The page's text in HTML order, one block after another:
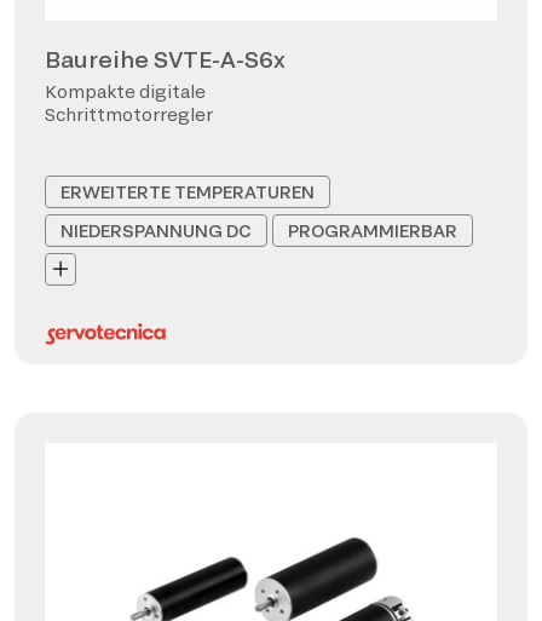
Baureihe SVTE-A-S6x
Kompakte digitale
Schrittmotorregler
ERWEITERTE TEMPERATUREN
NIEDERSPANNUNG DC
PROGRAMMIERBAR